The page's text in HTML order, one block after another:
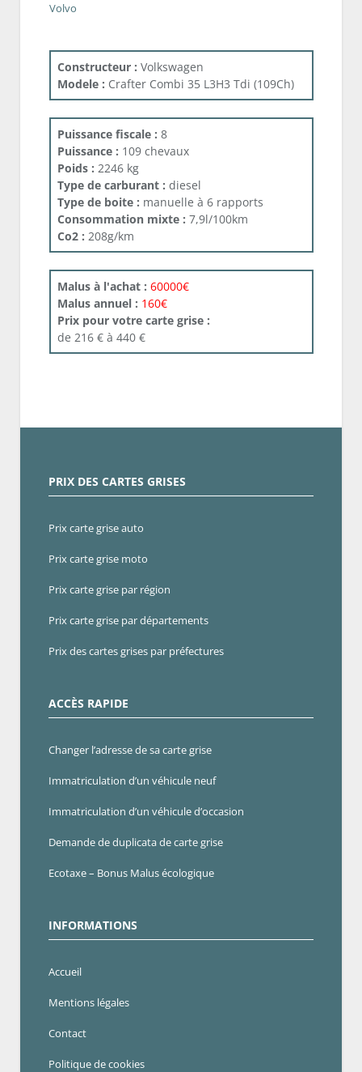
Volvo
Constructeur : Volkswagen
Modele : Crafter Combi 35 L3H3 Tdi (109Ch)
Puissance fiscale : 8
Puissance : 109 chevaux
Poids : 2246 kg
Type de carburant : diesel
Type de boite : manuelle à 6 rapports
Consommation mixte : 7,9l/100km
Co2 : 208g/km
Malus à l'achat : 60000€
Malus annuel : 160€
Prix pour votre carte grise :
de 216 € à 440 €
PRIX DES CARTES GRISES
Prix carte grise auto
Prix carte grise moto
Prix carte grise par région
Prix carte grise par départements
Prix des cartes grises par préfectures
ACCÈS RAPIDE
Changer l’adresse de sa carte grise
Immatriculation d’un véhicule neuf
Immatriculation d’un véhicule d’occasion
Demande de duplicata de carte grise
Ecotaxe – Bonus Malus écologique
INFORMATIONS
Accueil
Mentions légales
Contact
Politique de cookies